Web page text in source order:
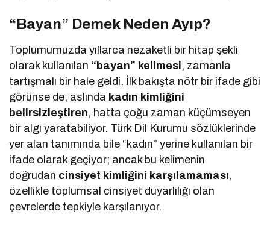
“Bayan” Demek Neden Ayıp?
Toplumumuzda yıllarca nezaketli bir hitap şekli
olarak kullanılan “bayan” kelimesi, zamanla
tartışmalı bir hale geldi. İlk bakışta nötr bir ifade gibi
görünse de, aslında kadın kimliğini
belirsizleştiren, hatta çoğu zaman küçümseyen
bir algı yaratabiliyor. Türk Dil Kurumu sözlüklerinde
yer alan tanımında bile “kadın” yerine kullanılan bir
ifade olarak geçiyor; ancak bu kelimenin
doğrudan cinsiyet kimliğini karşılamaması,
özellikle toplumsal cinsiyet duyarlılığı olan
çevrelerde tepkiyle karşılanıyor.